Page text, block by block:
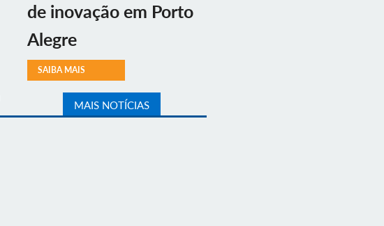
de inovação em Porto
Alegre
SAIBA MAIS
MAIS NOTÍCIAS